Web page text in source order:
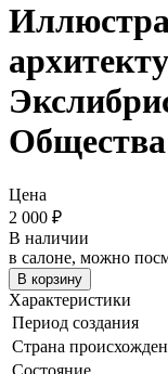
Цена
2 000 ₽
В наличии
в салоне, можно
В корзину
Характеристики
Период создания
Страна
Состояние